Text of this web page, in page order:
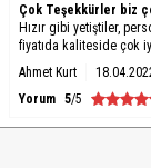
Çok Teşekkürler biz
Hızır gibi yetiştiler,
fiyatıda kaliteside çok
Ahmet Kurt
Yorum 5/5